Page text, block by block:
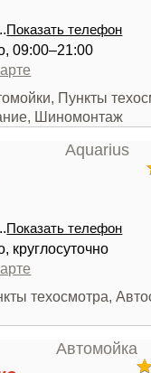
Показать телефон
09:00–21:00
Пункты
Шиномонтаж
Показать телефон
круглосуточно
техосмотра,